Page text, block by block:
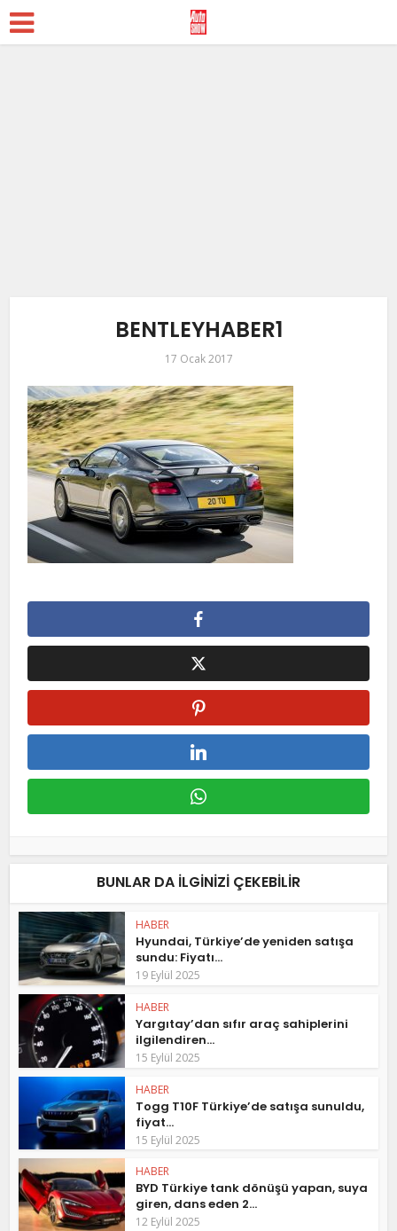
BENTLEYHABER1
17 Ocak 2017
BUNLAR DA ILGINIZI ÇEKEBILIR
HABER
Hyundai, Türkiye’de yeniden satışa
sundu: Fiyatı...
19 Eylül 2025
HABER
Yargıtay’dan sıfır araç sahiplerini
ilgilendiren...
15 Eylül 2025
HABER
Togg T10F Türkiye’de satışa sunuldu,
fiyat...
15 Eylül 2025
HABER
BYD Türkiye tank dönüşü yapan, suya
giren, dans eden 2...
12 Eylül 2025